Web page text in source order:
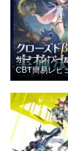
オープンワー
CBT簡易レビ